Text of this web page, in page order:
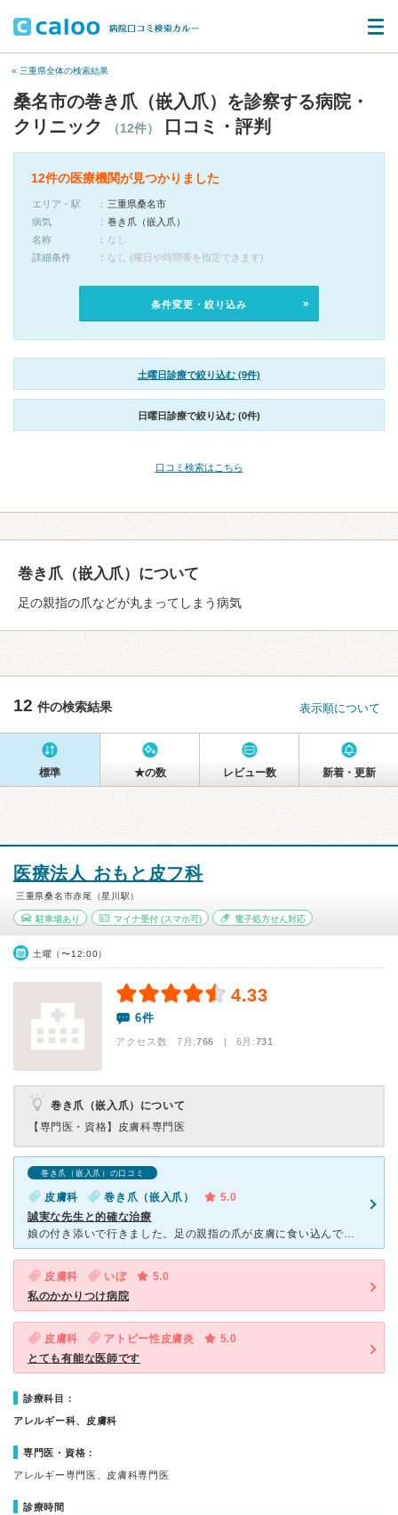
« 三重県全体の検索結果
桑名市の巻き爪（嵌入爪）を診察する病院・
クリニック
（12件） 口コミ・評判
12件の医療機関が見つかりました
エリア・駅
三重県桑名市
病気
巻き爪（嵌入爪）
名称
なし
詳細条件
なし (曜日や時間帯を指定できます)
条件変更・絞り込み
土曜日診療で絞り込む (9件)
日曜日診療で絞り込む (0件)
口コミ検索はこちら
巻き爪（嵌入爪）について
足の親指の爪などが丸まってしまう病気
12 件の検索結果 表示順について
標準 ★の数 レビュー数 新着・更新
医療法人 おもと皮フ科
三重県桑名市赤尾（星川駅）
駐車場あり マイナ受付(スマホ可) 電子処方せん対応
土曜（〜12:00）
4.33
6件
アクセス数 7月:766 | 6月:731
巻き爪（嵌入爪）について
【専門医・資格】 皮膚科専門医
巻き爪（嵌入爪）の口コミ
皮膚科 巻き爪（嵌入爪）
5.0
誠実な先生と的確な治療
娘の付き添いで行きました。足の親指の爪が皮膚に食い込んでしまい、痛々しい状態でした。 診察では問診と患部の状態を確認され、「爪が食い込んでいるので、爪を切る処置をさせていただきます。痛いと思いま
皮膚科 いぼ
5.0
私のかかりつけ病院
皮膚科 アトピー性皮膚炎
5.0
とても有能な医師です
診療科目：
アレルギー科、皮膚科
専門医・資格：
アレルギー専門医、皮膚科専門医
診療時間